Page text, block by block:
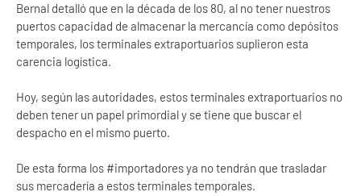
Bernal detalló que en la década de los 80, al no tener nuestros
puertos capacidad de almacenar la mercancía como depósitos
temporales, los terminales extraportuarios suplieron esta
carencia logística.
Hoy, según las autoridades, estos terminales extraportuarios no
deben tener un papel primordial y se tiene que buscar el
despacho en el mismo puerto.
De esta forma los #importadores ya no tendrán que trasladar
sus mercadería a estos terminales temporales.